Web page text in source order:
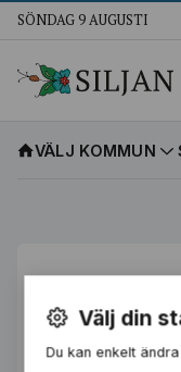
SÖNDAG 9 AUGUSTI
VÄLJ KOMMUN
Välj din
Du kan enkelt